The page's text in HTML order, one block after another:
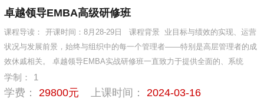
卓越领导EMBA高级研修班
课程导读：
开课时间：8月28-29日 课程背景 业目标与绩效的实现、运营
状况与发展前景，始终与组织中的每一个管理者——特别是高层管理者的成
效休戚相关。 卓越领导EMBA实战研修班一直致力于提供全面的、系统
学制： 1
学费： 29800元 上课时间： 2024-03-16